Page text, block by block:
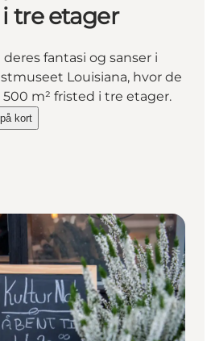
tre etager
fantasi og sanser i
Louisiana, hvor de
m² fristed i tre etager.
Børnehus - Åbne værksteder i
kort Børnehus - Åbne værksteder i tre